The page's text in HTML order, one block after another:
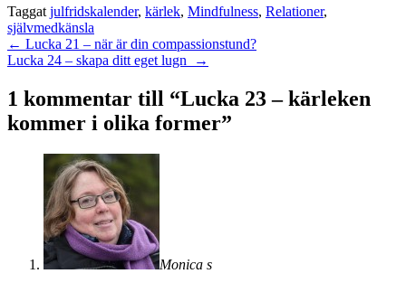
Taggat julfridskalender, kärlek, Mindfulness, Relationer,
självmedkänsla
Inläggsnavigering
← Lucka 21 – när är din compassionstund?
Lucka 24 – skapa ditt eget lugn
→
1 kommentar till “Lucka 23 – kärleken
kommer i olika former”
Monica s